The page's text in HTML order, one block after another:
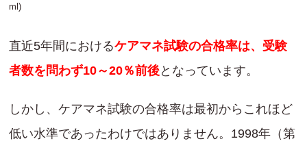
ml)
直近5年間におけるケアマネ試験の合格率は、受験
者数を問わず10～20％前後となっています。
しかし、ケアマネ試験の合格率は最初からこれほど
低い水準であったわけではありません。1998年（第